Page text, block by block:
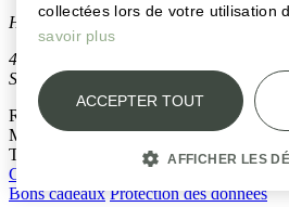
Hauptgasse 79
4500 Solothurn
Suisse
Réservation
M
reservation@baseltor.ch
T
+41 32 622 34 22
Contact
Bons cadeaux Protection des données
collectées lors de votre utilisation
savoir plus
ACCEPTER TOUT
AFFICHER LES
STRICTEMENT